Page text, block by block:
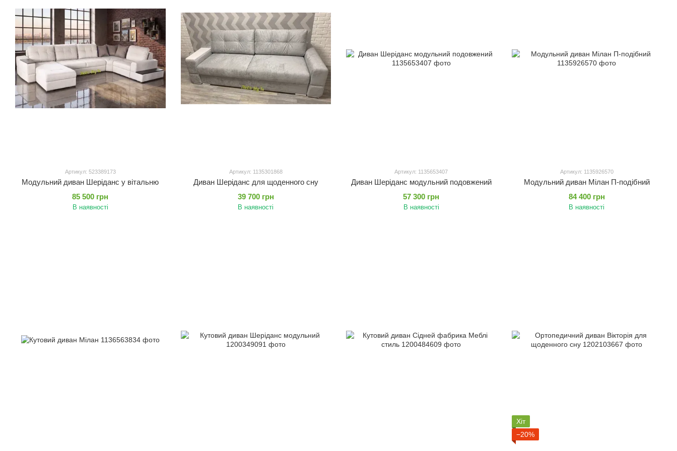
Артикул: 523389173
Модульний диван Шеріданс у вітальню
85 500 грн
В наявності
Артикул: 1135301868
Диван Шеріданс для щоденного сну
39 700 грн
В наявності
Артикул: 1135653407
Диван Шеріданс модульний подовжений
57 300 грн
В наявності
Артикул: 1135926570
Модульний диван Мілан П-подібний
84 400 грн
В наявності
Хіт
−20%